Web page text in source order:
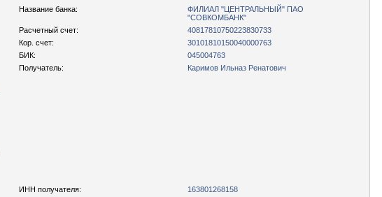
Название банка:
ФИЛИАЛ "ЦЕНТРАЛЬНЫЙ" ПАО
"СОВКОМБАНК"
Расчетный счет:
40817810750223830733
Кор. счет:
30101810150040000763
БИК:
045004763
Получатель: Каримов Ильназ Ренатович
ИНН получателя:
163801268158